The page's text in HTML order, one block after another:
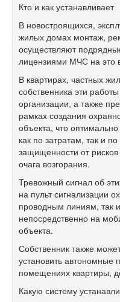
Кто и как устанавливает
В новостроящихся,
жилых домах монтаж,
осуществляют
лицензиями МЧС на это
В квартирах, частных
собственника эти
организации, а также
рамках создания
объекта, что
как по затратам, так и
защищенности от
очага возгорания.
Тревожный сигнал об
на пульт сигнализации
проводным линиям, так
непосредственно на
объекта.
Собственник также
установить автономные
помещениях квартиры,
Какую систему